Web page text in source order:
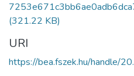
(321.22 KB)
URI
https://bea.fszek.hu/handle/